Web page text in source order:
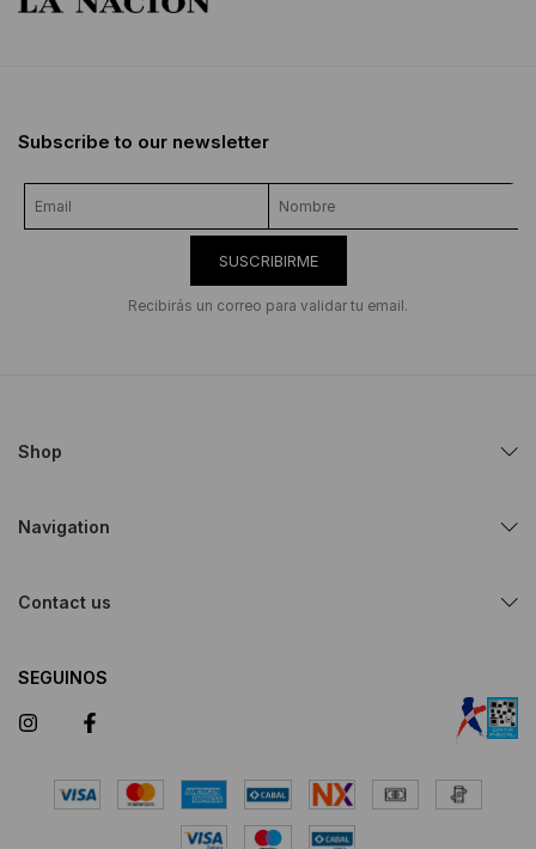
Subscribe to our newsletter
SUSCRIBIRME
Recibirás un correo para validar tu email.
Shop
Navigation
Contact us
SEGUINOS